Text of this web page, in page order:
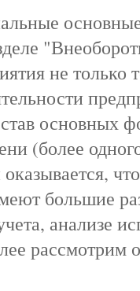
не только
основных
(более
большие
анализе
рассмотрим